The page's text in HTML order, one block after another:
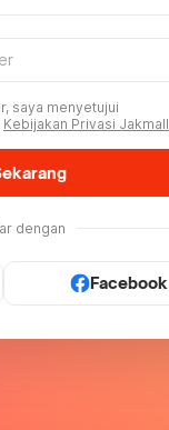
saya menyetujui
Kebijakan Privasi Jakmall
dengan
Facebook